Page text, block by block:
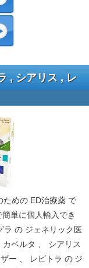
, シアリス , レ
ための ED治療薬 で
単に個人輸入でき
ラ の ジェネリック医
ベルタ 、 シアリス
ー 、 レビトラ の ジ